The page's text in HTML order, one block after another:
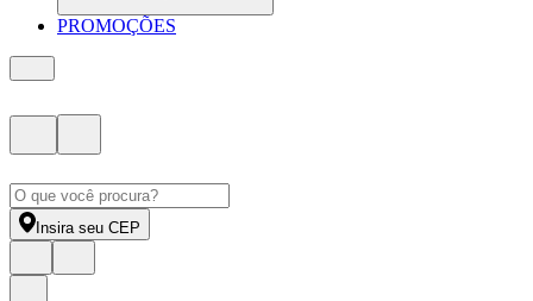
PROMOÇÕES
Insira seu CEP